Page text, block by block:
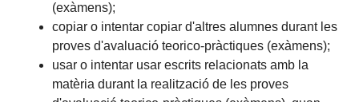
(exàmens);
copiar o intentar copiar d'altres alumnes durant les
proves d'avaluació teorico-pràctiques (exàmens);
usar o intentar usar escrits relacionats amb la
matèria durant la realització de les proves